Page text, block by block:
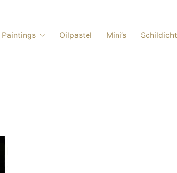
Paintings Oilpastel Mini’s Schildicht